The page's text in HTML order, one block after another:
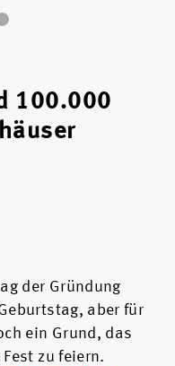
100.000
der Gründung
aber für
ein Grund, das
zu feiern.